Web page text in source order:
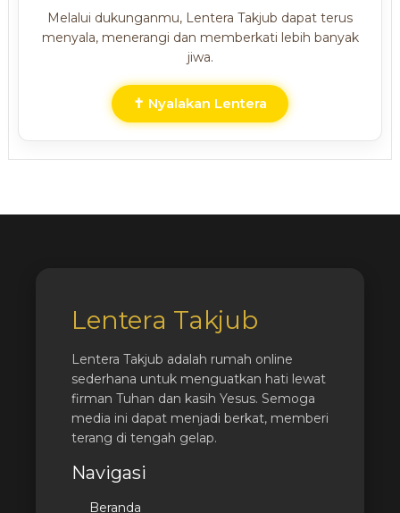
Melalui dukunganmu, Lentera Takjub dapat terus
menyala, menerangi dan memberkati lebih banyak
jiwa.
✝ Nyalakan Lentera
Lentera Takjub
Lentera Takjub adalah rumah online
sederhana untuk menguatkan hati lewat
firman Tuhan dan kasih Yesus. Semoga
media ini dapat menjadi berkat, memberi
terang di tengah gelap.
Navigasi
Beranda